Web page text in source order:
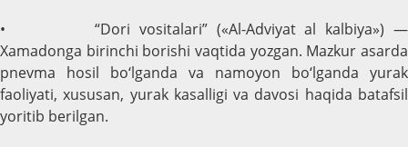
• “Dori vositalari” («Al-Adviyat al kalbiya») —
Xamadonga birinchi borishi vaqtida yozgan. Mazkur asarda
pnevma hosil bo‘lganda va namoyon bo‘lganda yurak
faoliyati, xususan, yurak kasalligi va davosi haqida batafsil
yoritib berilgan.